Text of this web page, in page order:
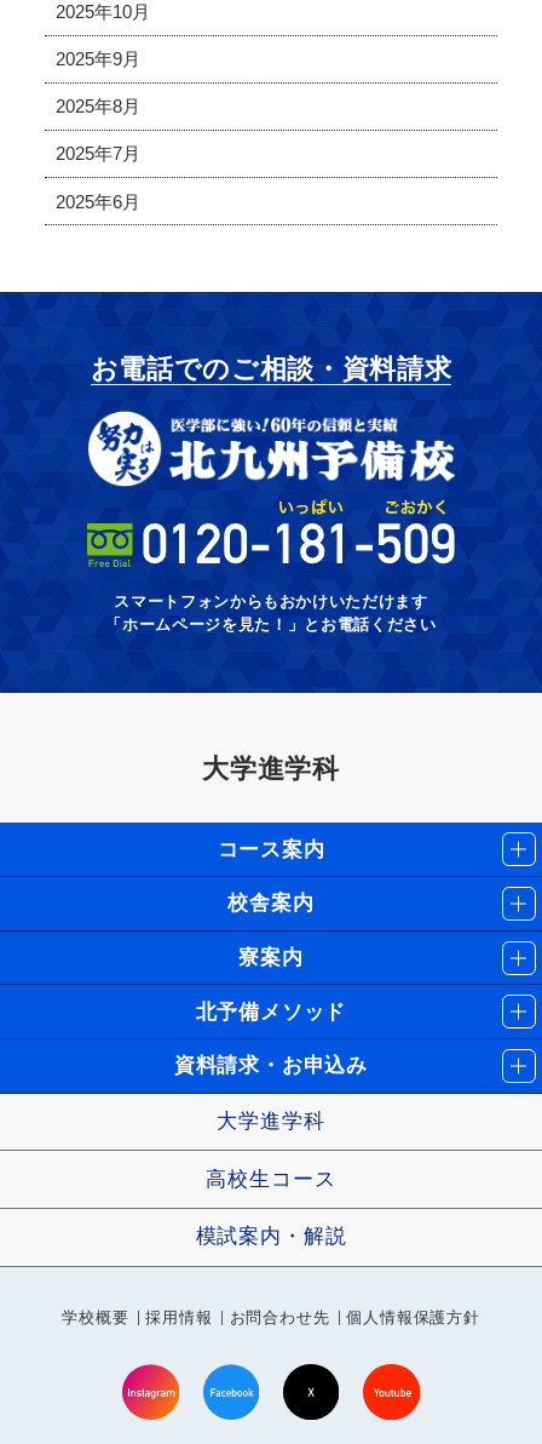
2025年10月
2025年9月
2025年8月
2025年7月
2025年6月
お電話でのご相談・資料請求
スマートフォンからもおかけいただけます
「ホームページを見た！」とお電話ください
大学進学科
コース案内
校舎案内
寮案内
北予備メソッド
資料請求・お申込み
大学進学科
高校生コース
模試案内・解説
学校概要 採用情報 お問合わせ先 個人情報保護方針